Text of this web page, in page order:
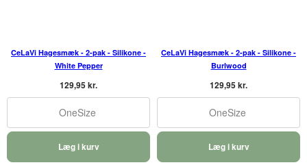
CeLaVi Hagesmæk - 2-pak - Silikone -
White Pepper
129,95 kr.
OneSize
Læg i kurv
CeLaVi Hagesmæk - 2-pak - Silikone -
Burlwood
129,95 kr.
OneSize
Læg i kurv